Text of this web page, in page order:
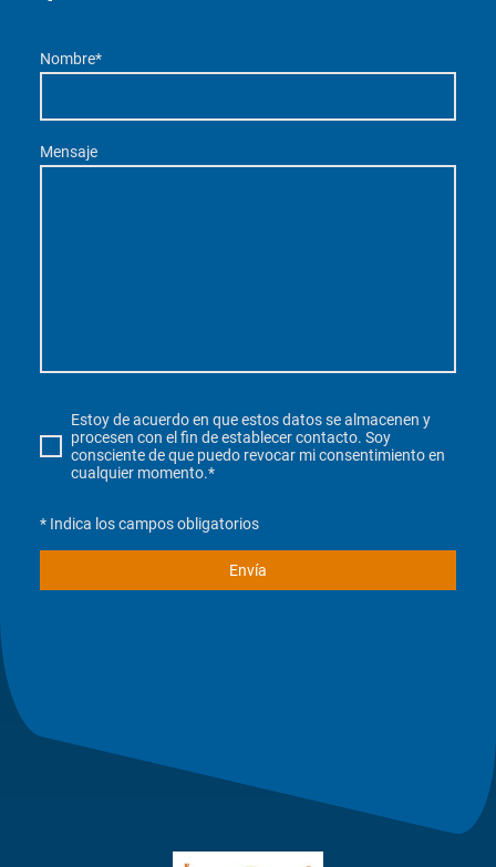
Nombre*
Mensaje
Estoy de acuerdo en que estos datos se almacenen y
procesen con el fin de establecer contacto. Soy
consciente de que puedo revocar mi consentimiento en
cualquier momento.*
* Indica los campos obligatorios
Envía